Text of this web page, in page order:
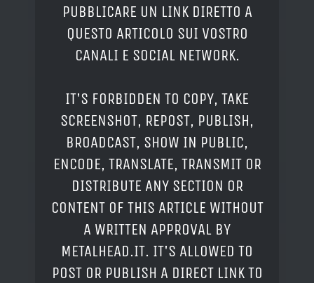
PUBBLICARE UN LINK DIRETTO A
QUESTO ARTICOLO SUI VOSTRO
CANALI E SOCIAL NETWORK.
IT'S FORBIDDEN TO COPY, TAKE
SCREENSHOT, REPOST, PUBLISH,
BROADCAST, SHOW IN PUBLIC,
ENCODE, TRANSLATE, TRANSMIT OR
DISTRIBUTE ANY SECTION OR
CONTENT OF THIS ARTICLE WITHOUT
A WRITTEN APPROVAL BY
METALHEAD.IT. IT'S ALLOWED TO
POST OR PUBLISH A DIRECT LINK TO